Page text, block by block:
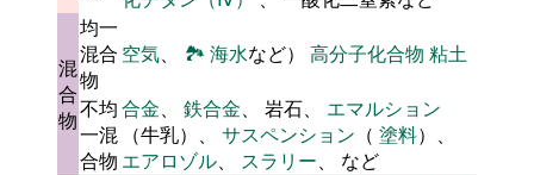
混
合
物
均一
混合
物
空気、 🏞 海水など） 高分子化合物 粘土
不均
一混
合物
合金、 鉄合金、 岩石、 エマルション
（牛乳）、 サスペンション （ 塗料）、
エアロゾル、 スラリー、 など